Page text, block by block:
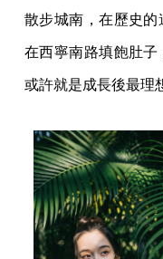
散步城南，在歷史
在西寧南路填飽肚子
或許就是成長後最理